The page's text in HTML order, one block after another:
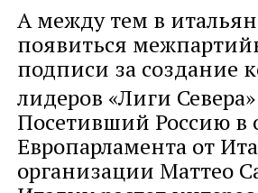
А между тем в
появиться
подписи за создание
лидеров «Лиги
Посетивший Россию в
Европарламента от
организации Маттео